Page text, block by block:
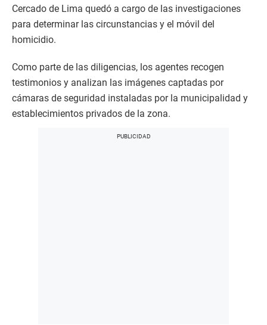
Cercado de Lima quedó a cargo de las investigaciones
para determinar las circunstancias y el móvil del
homicidio.
Como parte de las diligencias, los agentes recogen
testimonios y analizan las imágenes captadas por
cámaras de seguridad instaladas por la municipalidad y
establecimientos privados de la zona.